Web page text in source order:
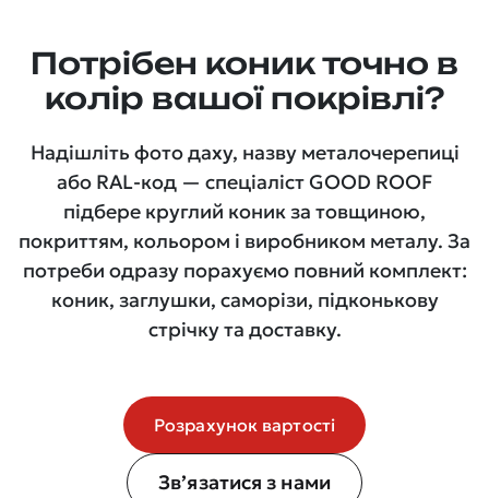
Потрібен коник точно в
колір вашої покрівлі?
Надішліть фото даху, назву металочерепиці
або RAL-код — спеціаліст GOOD ROOF
підбере круглий коник за товщиною,
покриттям, кольором і виробником металу. За
потреби одразу порахуємо повний комплект:
коник, заглушки, саморізи, підконькову
стрічку та доставку.
Розрахунок вартості
Зв’язатися з нами